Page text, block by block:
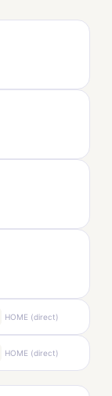
HOME (direct)
HOME (direct)